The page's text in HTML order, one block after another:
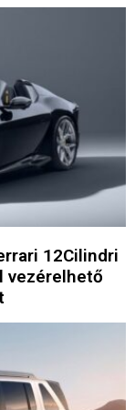
12Cilindri
vezérelhető